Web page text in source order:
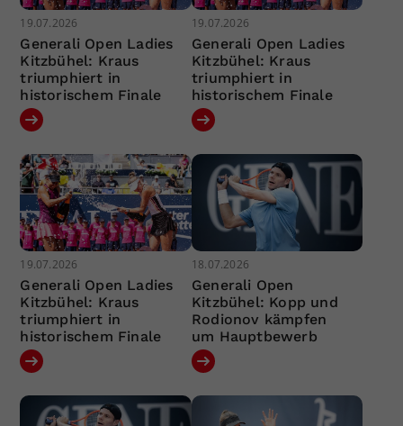
19.07.2026
Generali Open Ladies
Kitzbühel: Kraus
triumphiert in
historischem Finale
19.07.2026
Generali Open Ladies
Kitzbühel: Kraus
triumphiert in
historischem Finale
19.07.2026
Generali Open Ladies
Kitzbühel: Kraus
triumphiert in
historischem Finale
18.07.2026
Generali Open
Kitzbühel: Kopp und
Rodionov kämpfen
um Hauptbewerb